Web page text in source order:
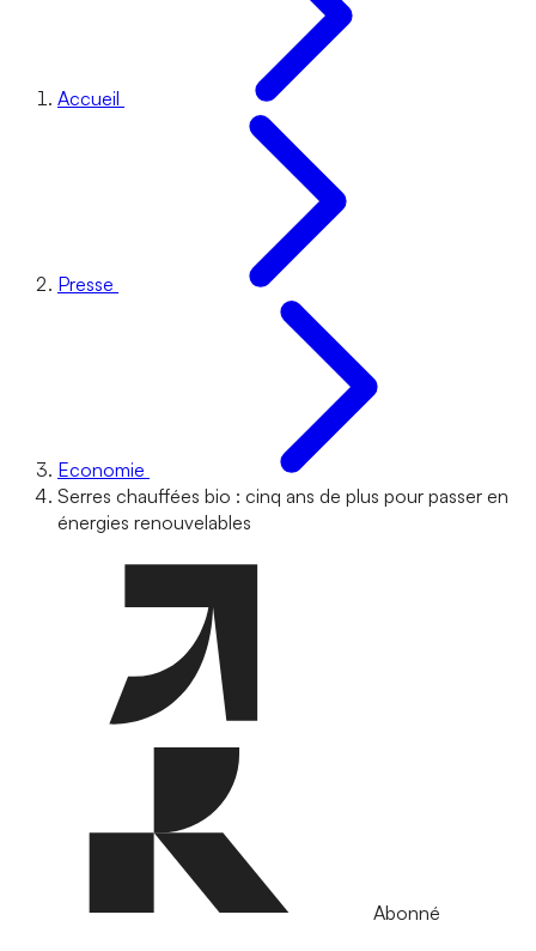
Accueil
Presse
Economie
Serres chauffées bio : cinq ans de plus pour passer en
énergies renouvelables
Abonné